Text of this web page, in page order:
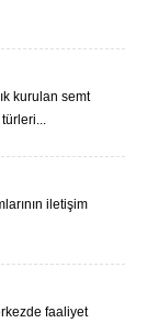
kurulan semt
iletişim
faaliyet